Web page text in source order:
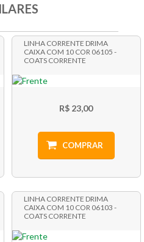
LINHA CORRENTE DRIMA
CAIXA COM 10 COR 06105 -
COATS CORRENTE
R$ 23,00
COMPRAR
LINHA CORRENTE DRIMA
CAIXA COM 10 COR 06103 -
COATS CORRENTE